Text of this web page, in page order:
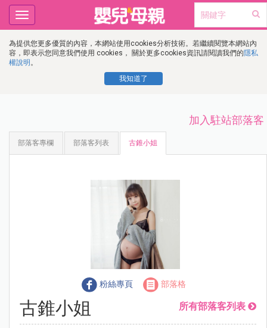
為提供您更多優質的內容，本網站使用cookies分析技術。若繼續閱覽本網站內
容，即表示您同意我們使用 cookies， 關於更多cookies資訊請閱讀我們的隱私
權說明 。
我知道了
Toggle
navigation
加入駐站部落客
部落客專欄 部落客列表 古錐小姐
粉絲專頁 部落格
古錐小姐 所有部落客列表